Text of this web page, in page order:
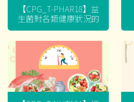
【CPG_T-PHAR18】益
生菌對各類健康狀況的
迷思